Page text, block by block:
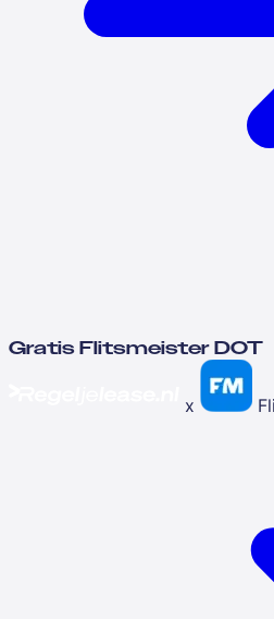
Gratis Flitsmeister DOT
x